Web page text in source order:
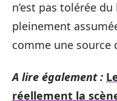
n’est pas tolérée
pleinement
comme une source
A lire également :
réellement la